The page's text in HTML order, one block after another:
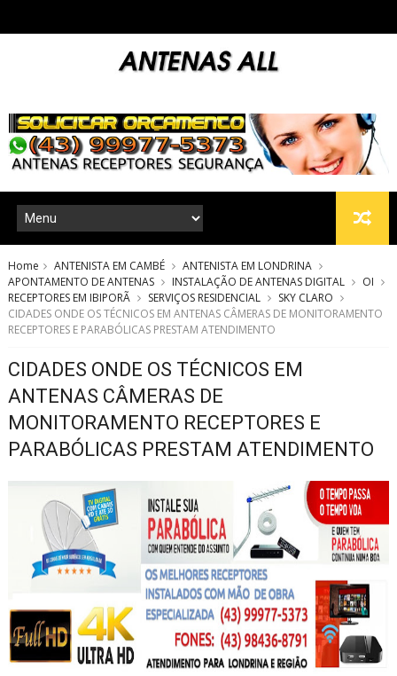
Home ANTENISTA EM CAMBÉ
ANTENISTA EM LONDRINA
APONTAMENTO DE ANTENAS
INSTALAÇÃO DE ANTENAS DIGITAL
OI
RECEPTORES EM IBIPORÃ
SERVIÇOS RESIDENCIAL
SKY CLARO
CIDADES ONDE OS TÉCNICOS EM ANTENAS CÂMERAS DE MONITORAMENTO
RECEPTORES E PARABÓLICAS PRESTAM ATENDIMENTO
CIDADES ONDE OS TÉCNICOS EM
ANTENAS CÂMERAS DE
MONITORAMENTO RECEPTORES E
PARABÓLICAS PRESTAM ATENDIMENTO